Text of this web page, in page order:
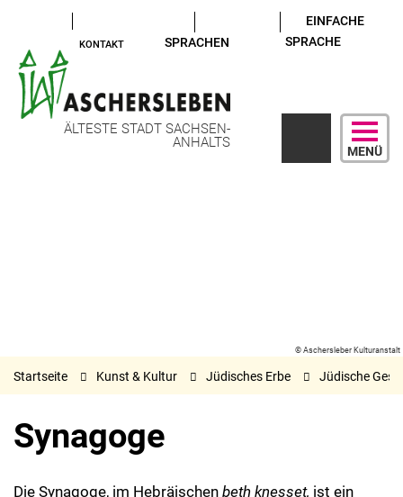
KONTAKT SPRACHEN
EINFACHE
SPRACHE
ÄLTESTE STADT SACHSEN-
ANHALTS
MENÜ
© Aschersleber Kulturanstalt
Startseite Kunst & Kultur Jüdisches Erbe Jüdische
Synagoge
Die Synagoge, im Hebräischen beth knesset, ist ein